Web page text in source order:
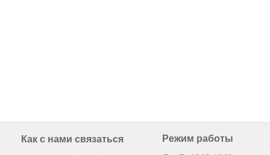
Как с нами связаться Режим работы